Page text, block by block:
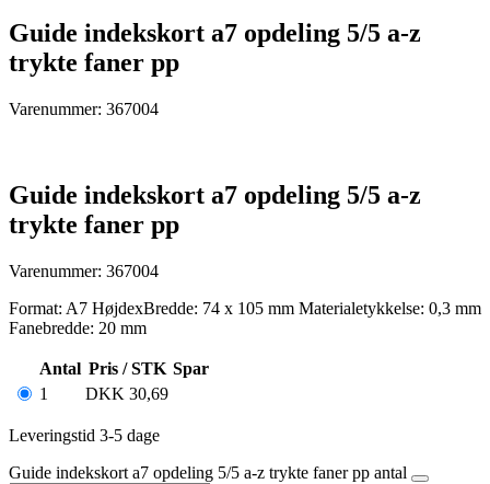
Guide indekskort a7 opdeling 5/5 a-z
trykte faner pp
Varenummer: 367004
Guide indekskort a7 opdeling 5/5 a-z
trykte faner pp
Varenummer: 367004
Format: A7 HøjdexBredde: 74 x 105 mm Materialetykkelse: 0,3 mm
Fanebredde: 20 mm
Antal Pris / STK Spar
1
DKK 30,69
Leveringstid 3-5 dage
Guide indekskort a7 opdeling 5/5 a-z trykte faner pp antal